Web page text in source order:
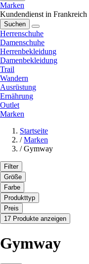
Marken
Kundendienst in Frankreich
Suchen
Herrenschuhe
Damenschuhe
Herrenbekleidung
Damenbekleidung
Trail
Wandern
Ausrüstung
Ernährung
Outlet
Marken
Startseite
/ Marken
/ Gymway
Filter
Größe
Farbe
Produkttyp
Preis
17 Produkte anzeigen
Gymway